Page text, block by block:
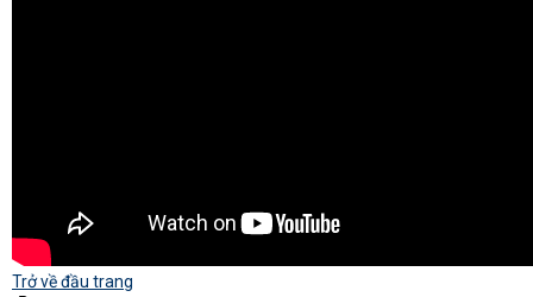
Trở về đầu trang